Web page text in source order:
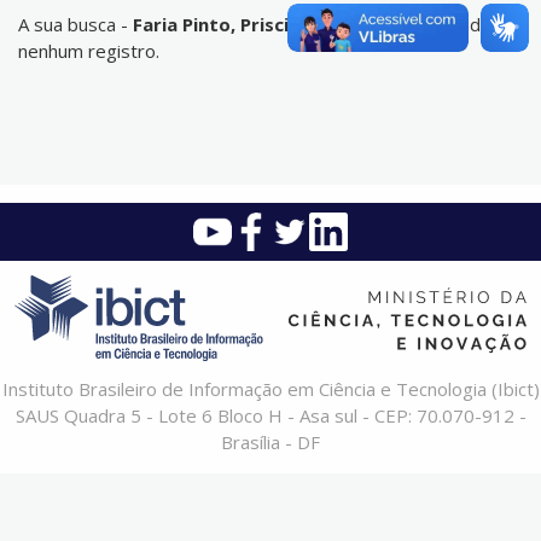
A sua busca - Faria Pinto, Priscila de- não corresponde a
nenhum registro.
Instituto Brasileiro de Informação em Ciência e Tecnologia (Ibict)
SAUS Quadra 5 - Lote 6 Bloco H - Asa sul - CEP: 70.070-912 -
Brasília - DF